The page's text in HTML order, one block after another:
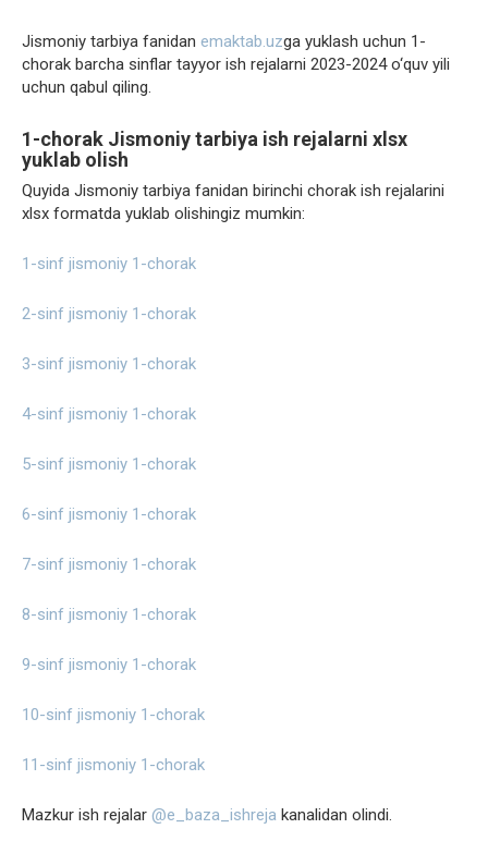
Jismoniy tarbiya fanidan emaktab.uzga yuklash uchun 1-
chorak barcha sinflar tayyor ish rejalarni 2023-2024 o‘quv yili
uchun qabul qiling.
1-chorak Jismoniy tarbiya ish rejalarni xlsx
yuklab olish
Quyida Jismoniy tarbiya fanidan birinchi chorak ish rejalarini
xlsx formatda yuklab olishingiz mumkin:
1-sinf jismoniy 1-chorak
2-sinf jismoniy 1-chorak
3-sinf jismoniy 1-chorak
4-sinf jismoniy 1-chorak
5-sinf jismoniy 1-chorak
6-sinf jismoniy 1-chorak
7-sinf jismoniy 1-chorak
8-sinf jismoniy 1-chorak
9-sinf jismoniy 1-chorak
10-sinf jismoniy 1-chorak
11-sinf jismoniy 1-chorak
Mazkur ish rejalar @e_baza_ishreja kanalidan olindi.